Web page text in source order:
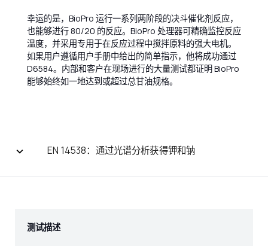
幸运的是，BioPro 运行一系列两阶段的决斗催化剂反应，
也能够进行 80/20 的反应。BioPro 处理器可精确监控反应
温度，并采用专用于在反应过程中搅拌原料的强大电机。
如果用户遵循用户手册中给出的简单指示，他将成功通过
D6584。内部和客户在现场进行的大量测试都证明 BioPro
能够始终如一地达到或超过总甘油规格。
EN 14538：通过光谱分析获得钾和钠
测试描述